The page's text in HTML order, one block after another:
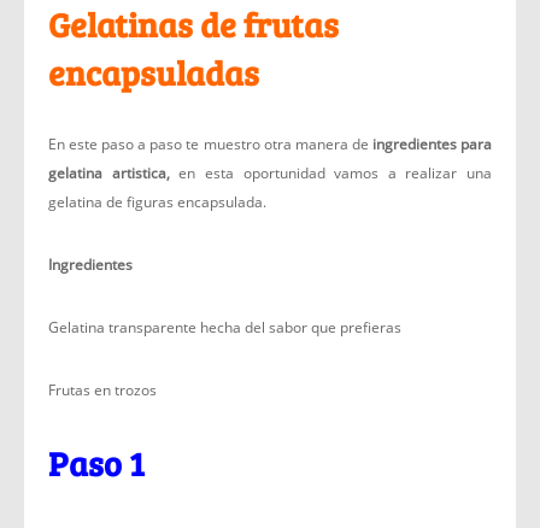
Gelatinas de frutas
encapsuladas
En este paso a paso te muestro otra manera de ingredientes para
gelatina artistica,en esta oportunidad vamos a realizar una
gelatina de figuras encapsulada.
Ingredientes
Gelatina transparente hecha del sabor que prefieras
Frutas en trozos
Paso 1